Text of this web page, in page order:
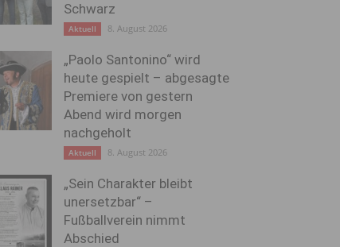
Schwarz
Aktuell 8. August 2026
„Paolo Santonino“ wird
heute gespielt – abgesagte
Premiere von gestern
Abend wird morgen
nachgeholt
Aktuell 8. August 2026
„Sein Charakter bleibt
unersetzbar“ –
Fußballverein nimmt
Abschied